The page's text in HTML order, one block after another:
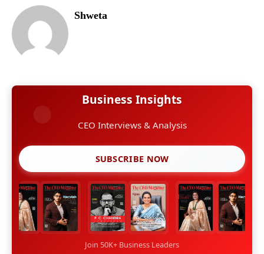
Shweta
Business Insights
CEO Interviews & Analysis
SUBSCRIBE NOW
Join 50K+ Business Leaders